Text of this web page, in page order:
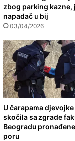
zbog parking kazne,
napadač u bij
03/04/2026
U čarapama
skočila sa zgrade
Beogradu
poru